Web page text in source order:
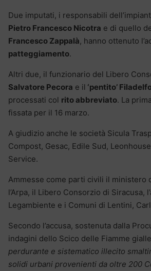
Due imputati, i responsabili
Pietro Francesco Nicotra e di quello
Francesco Zappalà, hanno ottenuto
patteggiamento.
Altri due, il funzionario del Libero
Salvatore Pecora e il ‘pentito’
processati col rito abbreviato. La
fissata per il 16 marzo.
A giudizio anche le società Sicula
Compost, Gesac, Edile Sud,
Service.
Ammesse come parti civili il ministero
l’Arpa, il Libero Consorzio di Siracusa,
Legambiente e i Comuni di Lentini,
Secondo l’accusa, sostenuta dalla
indagini dello Scico delle Fiamme
perdurante e sistematico illecito
solidi urbani provenienti da oltre 200